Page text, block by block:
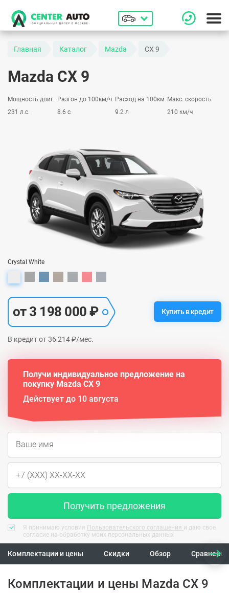
Главная Каталог Mazda CX 9
Mazda CX 9
Мощность двиг.
231 л.с.
Разгон до 100км/ч
8.6 с
Расход на 100км
9.2 л
Макс. скорость
210 км/ч
Crystal White
от 3 198 000 ₽ Купить в кредит
В кредит от 36 214 ₽/мес.
Получи индивидуальное предложение на
покупку Mazda CX 9
Действует до 10 августа
Получить предложения
Я принимаю условия Пользовательского соглашения и даю свое
согласие на обработку моих персональных данных
Комплектации и цены Скидки Обзор
Комплектации и цены Mazda CX 9